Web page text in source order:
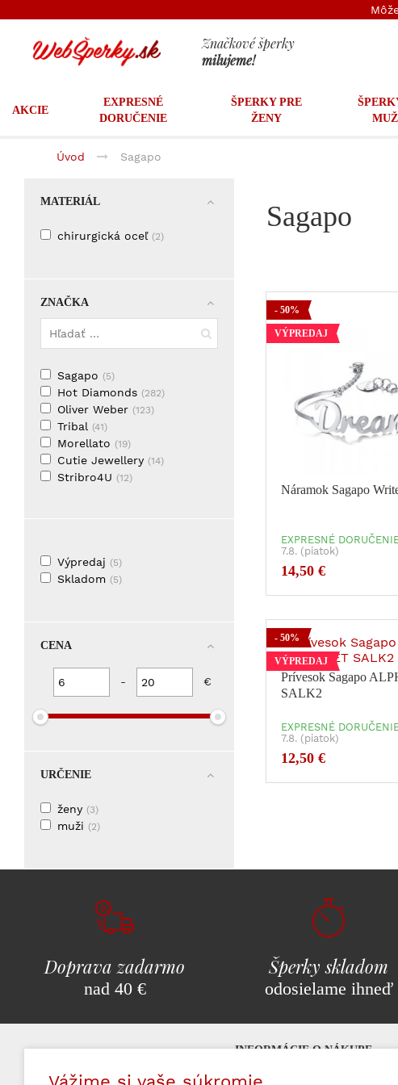
Značkové šperky
milujeme!
AKCIE
EXPRESNÉ
DORUČENIE
ŠPERKY PRE
ŽENY
Úvod Sagapo
MATERIÁL
chirurgická oceľ (2)
ZNAČKA
Sagapo (5)
Hot Diamonds (282)
Oliver Weber (123)
Tribal (41)
Morellato (19)
Cutie Jewellery (14)
Stribro4U (12)
JKBox(4)
Kuku(4)
TeNo
Tommy Hilfiger(1)
Výpredaj (5)
Skladom (5)
CENA
- €
URČENIE
ženy (3)
muži (2)
Sagapo
- 50%
VÝPREDAJ
Náramok Sagapo
EXPRESNÉ
7.8. (piatok)
14,50 €
- 50%
VÝPREDAJ
Prívesok Sagapo
SALK2
EXPRESNÉ
7.8. (piatok)
12,50 €
Doprava zadarmo
nad 40 €
Šperky skladom
odosielame ihneď
INFORMÁCIE O NÁKUPE